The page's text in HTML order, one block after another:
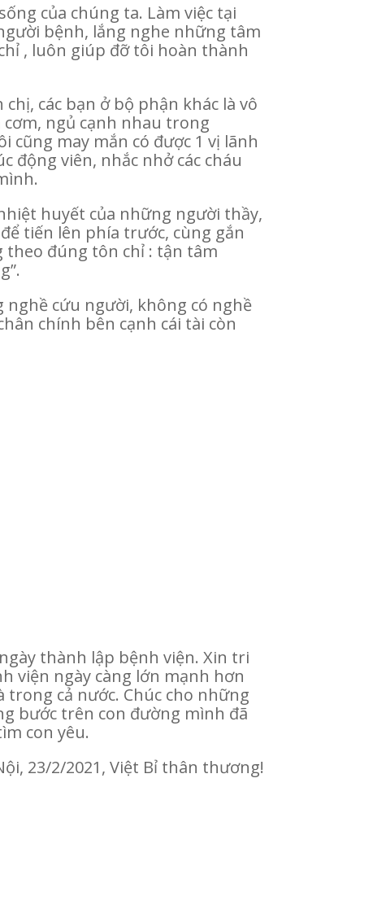
của chúng ta. Làm việc tại
bệnh, lắng nghe những tâm
, luôn giúp đỡ tôi hoàn thành
các bạn ở bộ phận khác là vô
ngủ cạnh nhau trong
may mắn có được 1 vị lãnh
động viên, nhắc nhở các cháu
huyết của những người thầy,
tiến lên phía trước, cùng gắn
theo đúng tôn chỉ : tận tâm
nghề cứu người, không có nghề
chính bên cạnh cái tài còn
thành lập bệnh viện. Xin tri
viện ngày càng lớn mạnh hơn
cả nước. Chúc cho những
bước trên con đường mình đã
con yêu.
23/2/2021, Việt Bỉ thân thương!